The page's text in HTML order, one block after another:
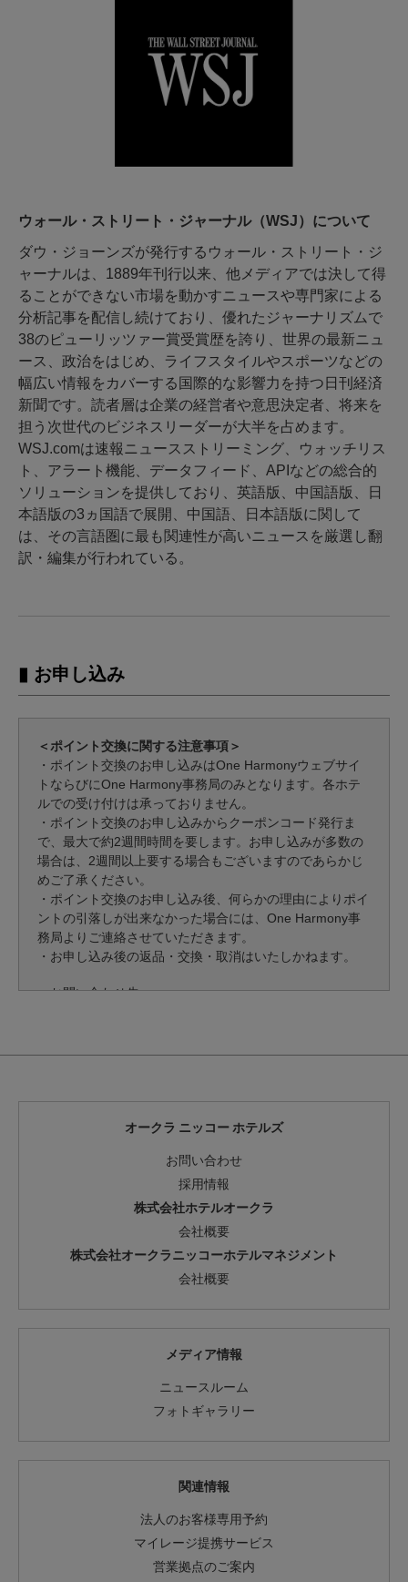
ウォール・ストリート・ジャーナル（WSJ）について
ダウ・ジョーンズが発行するウォール・ストリート・ジ
ャーナルは、1889年刊行以来、他メディアでは決して得
ることができない市場を動かすニュースや専門家による
分析記事を配信し続けており、優れたジャーナリズムで
38のピューリッツァー賞受賞歴を誇り、世界の最新ニュ
ース、政治をはじめ、ライフスタイルやスポーツなどの
幅広い情報をカバーする国際的な影響力を持つ日刊経済
新聞です。読者層は企業の経営者や意思決定者、将来を
担う次世代のビジネスリーダーが大半を占めます。
WSJ.comは速報ニュースストリーミング、ウォッチリス
ト、アラート機能、データフィード、APIなどの総合的
ソリューションを提供しており、英語版、中国語版、日
本語版の3ヵ国語で展開、中国語、日本語版に関して
は、その言語圏に最も関連性が高いニュースを厳選し翻
訳・編集が行われている。
▮ お申し込み
＜ポイント交換に関する注意事項＞
・ポイント交換のお申し込みはOne Harmonyウェブサイ
トならびにOne Harmony事務局のみとなります。各ホテ
ルでの受け付けは承っておりません。
・ポイント交換のお申し込みからクーポンコード発行ま
で、最大で約2週間時間を要します。お申し込みが多数の
場合は、2週間以上要する場合もございますのであらかじ
めご了承ください。
・ポイント交換のお申し込み後、何らかの理由によりポイ
ントの引落しが出来なかった場合には、One Harmony事
務局よりご連絡させていただきます。
・お申し込み後の返品・交換・取消はいたしかねます。
＜お問い合わせ先＞
＜ウォール・ストリート・ジャーナル デジタル版の購読
・デジタル版購読のお手続きは、お客様ご自身で必ず
2021年9月30日（日本時間）までにお済ませください。
・購読期間は、アカウント作成した後、お手続き完了から
・本特典のお申し込みは、米国内にお住まいの会員のお客
様は対象外となります。
・本特典は、おひとり様何口でもお申し込みいただけま
・WSJデジタル特典は「未使用特典の払い戻しサービス」
・「WSJデジタル」のご利用にあたっては、上記の内容お
よび提供元のダウ・ジョーンズ社が定める利用規約への同
（「WSJデジタル」のご利用やサービス、終了後継続に関
0120-779-868（日本国内専用）、
受付時間 日本時間 9:00～17:30（月～金） ※土・日・祝
日・年末年始はお休み
オークラ ニッコー ホテルズ
お問い合わせ
採用情報
株式会社ホテルオークラ
会社概要
株式会社オークラニッコーホテルマネジメント
会社概要
メディア情報
ニュースルーム
フォトギャラリー
関連情報
法人のお客様専用予約
マイレージ提携サービス
営業拠点のご案内